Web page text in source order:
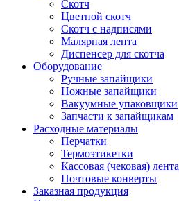
Скотч
Цветной скотч
Скотч с надписями
Малярная лента
Диспенсер для скотча
Оборудование
Ручные запайщики
Ножные запайщики
Вакуумные упаковщики
Запчасти к запайщикам
Расходные материалы
Перчатки
Термоэтикетки
Кассовая (чековая) лента
Почтовые конверты
Заказная продукция